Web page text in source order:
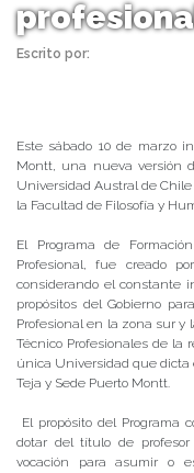
Escrito por:
Este sábado 10 de marzo
Montt, una nueva versión
Universidad Austral de
la Facultad de Filosofía y
El Programa de
Profesional, fue creado
considerando el constante
propósitos del Gobierno
Profesional en la zona sur y
Técnico Profesionales de la
única Universidad que dicta
Teja y Sede Puerto Montt.
El propósito del Programa
dotar del título de
vocación para asumir o